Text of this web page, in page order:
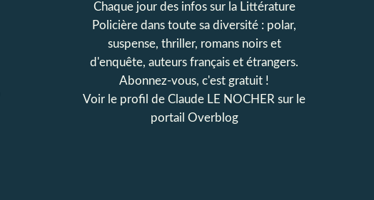
Chaque jour des infos sur la Littérature
Policière dans toute sa diversité : polar,
suspense, thriller, romans noirs et
d'enquête, auteurs français et étrangers.
Abonnez-vous, c'est gratuit !
Voir le profil de Claude LE NOCHER sur le
portail Overblog